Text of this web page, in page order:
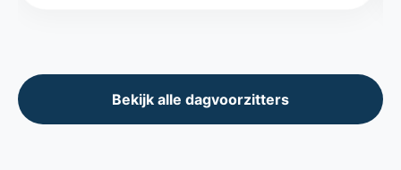
Bekijk alle dagvoorzitters